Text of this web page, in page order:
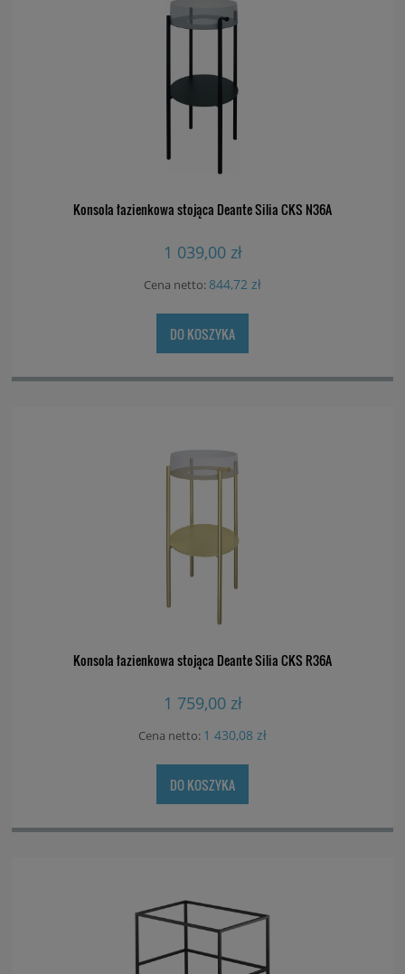
Konsola łazienkowa stojąca Deante Silia CKS N36A
1 039,00 zł
Cena netto: 844,72 zł
DO KOSZYKA
Konsola łazienkowa stojąca Deante Silia CKS R36A
1 759,00 zł
Cena netto: 1 430,08 zł
DO KOSZYKA